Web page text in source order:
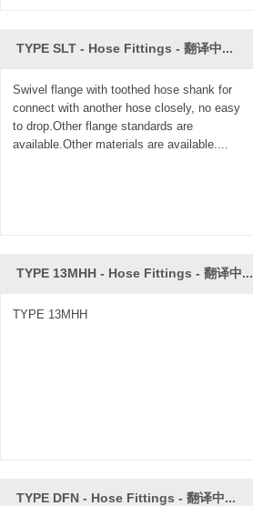
TYPE SLT - Hose Fittings - 翻译中...
Swivel flange with toothed hose shank for
connect with another hose closely, no easy
to drop.Other flange standards are
available.Other materials are available....
TYPE 13MHH - Hose Fittings - 翻译中...
TYPE 13MHH
TYPE DFN - Hose Fittings - 翻译中...